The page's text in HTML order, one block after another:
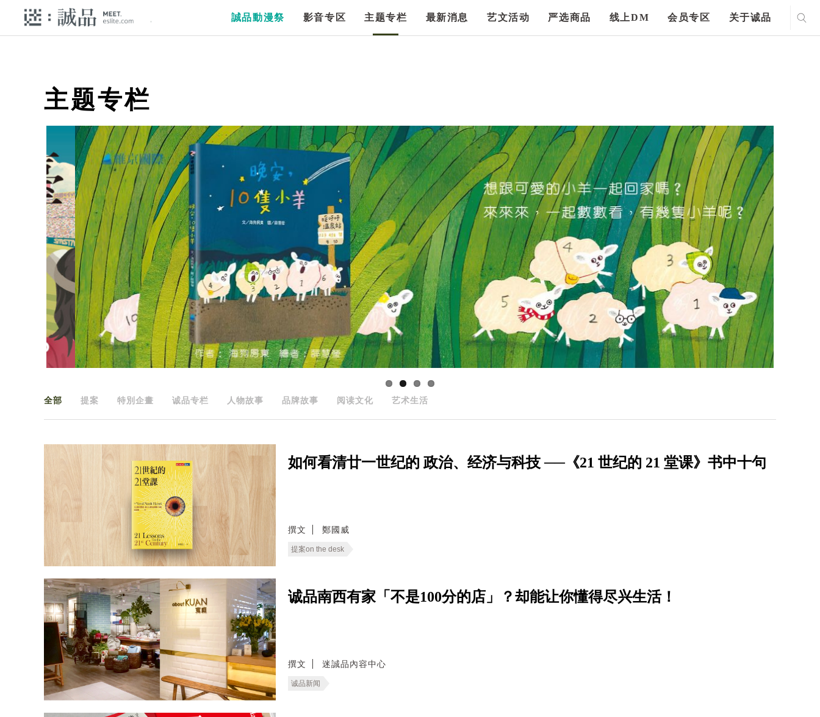
誠品動漫祭 影音专区 主题专栏 最新消息 艺文活动 严选商品 线上DM 会员专区 关于诚品
主题专栏
全部 提案 特別企畫 诚品专栏 人物故事 品牌故事 阅读文化 艺术生活
如何看清廿一世纪的 政治、经济与科技 ──《21 世纪的 21 堂课》书中十句
撰文 鄭國威
提案on the desk
诚品南西有家「不是100分的店」？却能让你懂得尽兴生活！
撰文 迷誠品內容中心
诚品新闻